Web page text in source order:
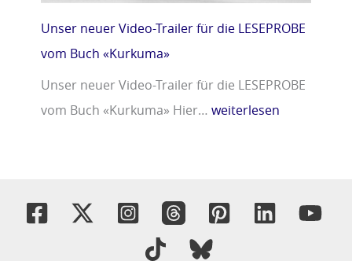
Unser neuer Video-Trailer für die LESEPROBE
vom Buch «Kurkuma»
Unser neuer Video-Trailer für die LESEPROBE
vom Buch «Kurkuma» Hier… weiterlesen